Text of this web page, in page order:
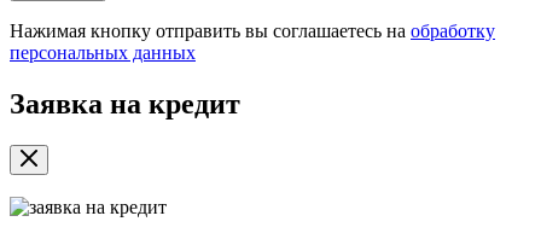
Нажимая кнопку отправить вы соглашаетесь на обработку
персональных данных
Заявка на кредит